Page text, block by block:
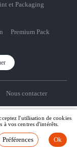
et Packaging
Premium Pack
Nous contacter
Préférences Crédits
l'utilisation de cookies
à vos centres d'intérêts.
Préférences Ok